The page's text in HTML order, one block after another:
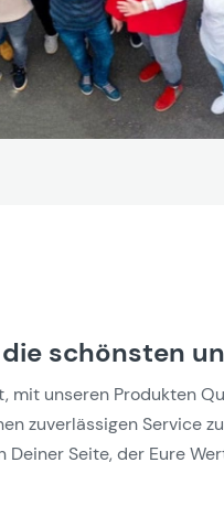
schönsten
mit unseren Produkten
zuverlässigen Service
Deiner Seite, der Eure